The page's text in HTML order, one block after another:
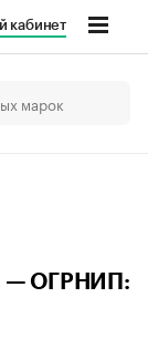
кабинет
— ОГРНИП: